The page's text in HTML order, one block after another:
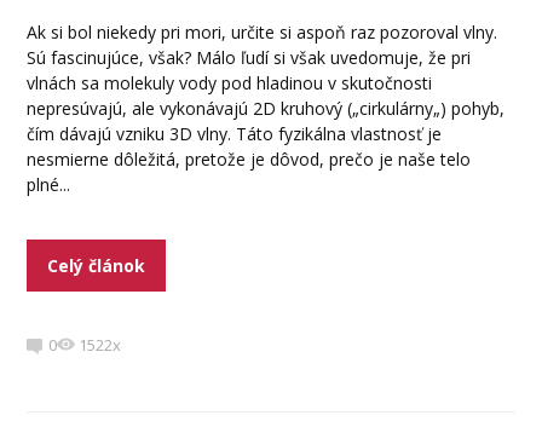
Ak si bol niekedy pri mori, určite si aspoň raz pozoroval vlny.
Sú fascinujúce, však? Málo ľudí si však uvedomuje, že pri
vlnách sa molekuly vody pod hladinou v skutočnosti
nepresúvajú, ale vykonávajú 2D kruhový („cirkulárny„) pohyb,
čím dávajú vzniku 3D vlny. Táto fyzikálna vlastnosť je
nesmierne dôležitá, pretože je dôvod, prečo je naše telo
plné...
Celý článok
0 1522x